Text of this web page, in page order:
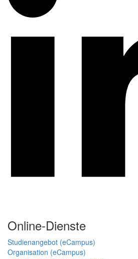
Online-Dienste
Studienangebot (eCampus)
Organisation (eCampus)